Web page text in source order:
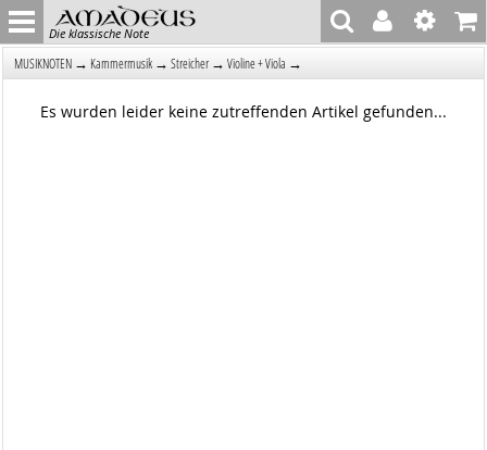
Die klassische Note
MUSIKNOTEN → Kammermusik → Streicher → Violine + Viola →
Es wurden leider keine zutreffenden Artikel gefunden...